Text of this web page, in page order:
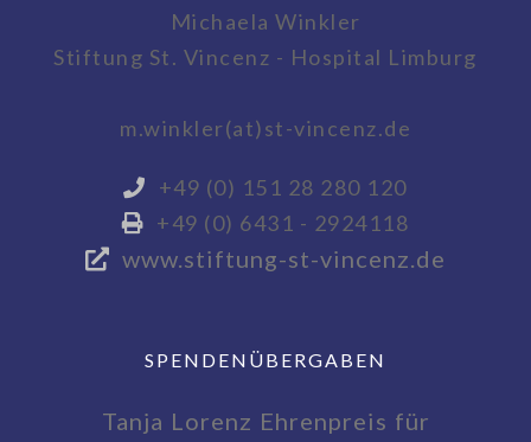
Michaela Winkler
Stiftung St. Vincenz - Hospital Limburg
m.winkler(at)st-vincenz.de
+49 (0) 151 28 280 120
+49 (0) 6431 - 2924118
www.stiftung-st-vincenz.de
SPENDENÜBERGABEN
Tanja Lorenz Ehrenpreis für